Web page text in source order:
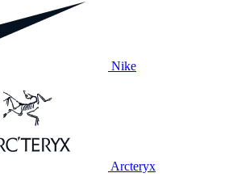
Nike
Arcteryx